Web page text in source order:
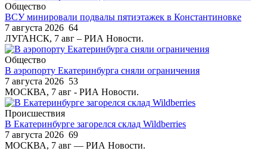
Общество
ВСУ минировали подвалы пятиэтажек в Константиновке
7 августа 2026 64
ЛУГАНСК, 7 авг – РИА Новости.
Общество
В аэропорту Екатеринбурга сняли ограничения
7 августа 2026 53
МОСКВА, 7 авг - РИА Новости.
Происшествия
В Екатеринбурге загорелся склад Wildberries
7 августа 2026 69
МОСКВА, 7 авг — РИА Новости.